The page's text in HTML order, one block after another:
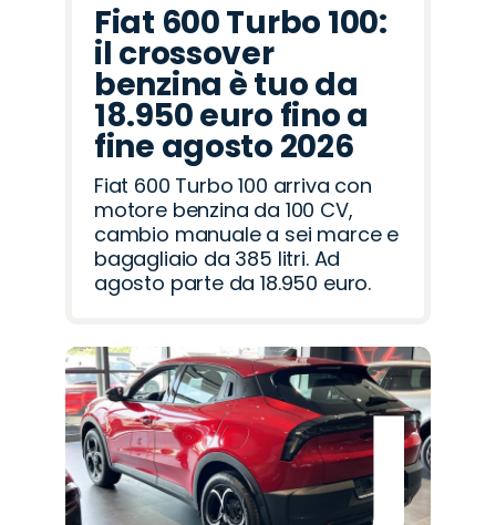
Fiat 600 Turbo 100:
il crossover
benzina è tuo da
18.950 euro fino a
fine agosto 2026
Fiat 600 Turbo 100 arriva con
motore benzina da 100 CV,
cambio manuale a sei marce e
bagagliaio da 385 litri. Ad
agosto parte da 18.950 euro.